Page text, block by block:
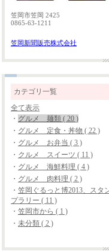
笠岡市笠岡 2425
0865-63-1211
笠岡新聞販売株式会社
カテゴリ一覧
全て表示
・ グルメ 麺類 ( 20 )
・ グルメ 定食・丼物 ( 22 )
・ グルメ お弁当 ( 3 )
・ クルメ スイーツ ( 11 )
・ グルメ 海鮮料理 ( 4 )
・ グルメ 肉料理 ( 2 )
・ 笠岡ぐるっと博2013、スタ
プラリー ( 11 )
・ 笠岡市から ( 1 )
・ 未分類 ( 2 )